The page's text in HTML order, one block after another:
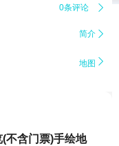
0条评论 
简介 
地图 
不含门票)手绘地